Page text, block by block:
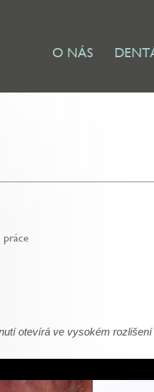
O NÁS
práce
otevírá ve vysokém